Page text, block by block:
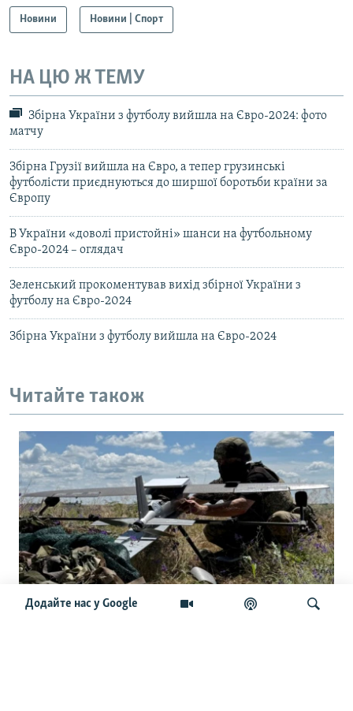
Додайте нас у Google
Новини Новини | Спорт
НА ЦЮ Ж ТЕМУ
Збірна України з футболу вийшла на Євро-2024: фото
матчу
Збірна Грузії вийшла на Євро, а тепер грузинські
футболісти приєднуються до ширшої боротьби країни за
Європу
В України «доволі пристойні» шанси на футбольному
Євро-2024 – оглядач
Зеленський прокоментував вихід збірної України з
футболу на Євро-2024
Збірна України з футболу вийшла на Євро-2024
Читайте також